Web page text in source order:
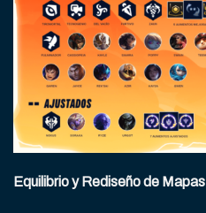
Equilibrio y Rediseño de Mapas